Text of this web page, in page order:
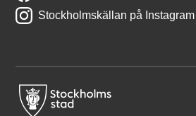
Stockholmskällan på Instagram